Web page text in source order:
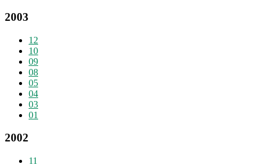
2003
12
10
09
08
05
04
03
01
2002
11